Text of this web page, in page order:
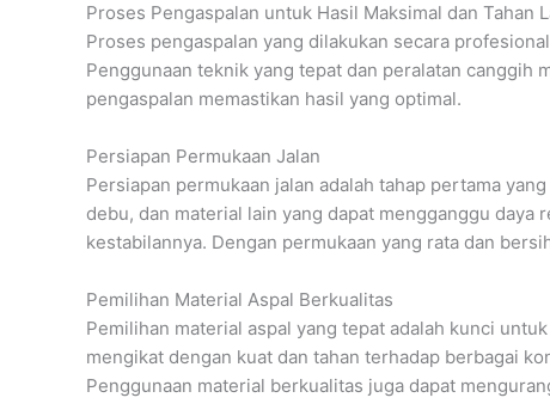
Proses Pengaspalan untuk Hasil Maksimal dan Tahan
Proses pengaspalan yang dilakukan secara
Penggunaan teknik yang tepat dan peralatan canggih
pengaspalan memastikan hasil yang optimal.
Persiapan Permukaan Jalan
Persiapan permukaan jalan adalah tahap pertama
debu, dan material lain yang dapat mengganggu daya
kestabilannya. Dengan permukaan yang rata dan
Pemilihan Material Aspal Berkualitas
Pemilihan material aspal yang tepat adalah kunci
mengikat dengan kuat dan tahan terhadap berbagai
Penggunaan material berkualitas juga dapat